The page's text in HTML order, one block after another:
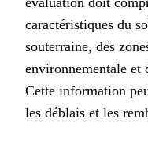
caractéristiques du
souterraine, des
environnementale et
Cette information
les déblais et les